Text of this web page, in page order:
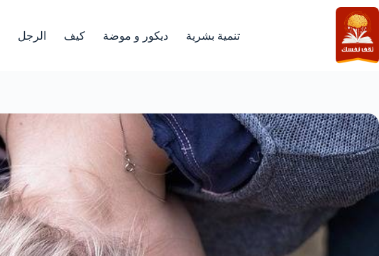
التجاوز
إلى
المحتوى
تنمية بشرية ديكور و موضة كيف الرجل